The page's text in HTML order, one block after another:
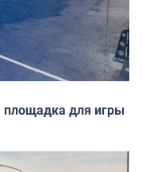
площадка для игры